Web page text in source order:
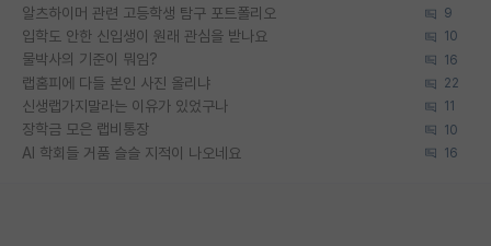
알츠하이머 관련 고등학생 탐구 포트폴리오 9
입학도 안한 신입생이 원래 관심을 받나요 10
물박사의 기준이 뭐임? 16
랩홈피에 다들 본인 사진 올리냐 22
신생랩가지말라는 이유가 있었구나 11
장학금 모은 랩비통장 10
AI 학회들 거품 슬슬 지적이 나오네요 16